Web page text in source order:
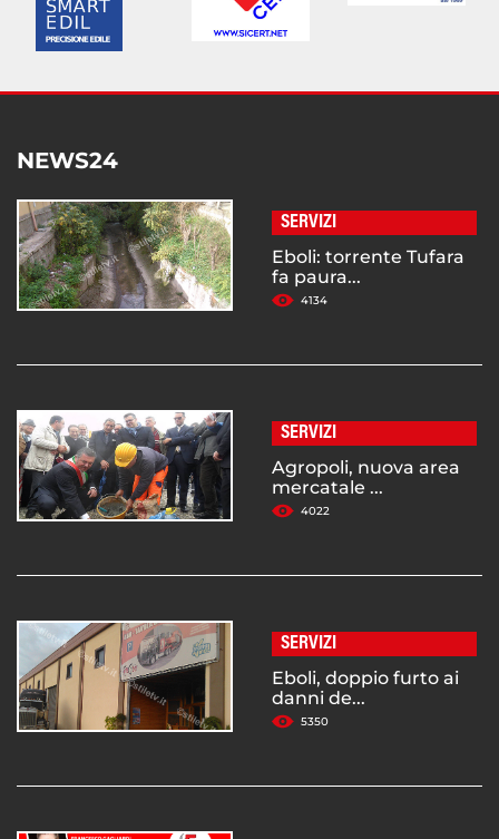
NEWS24
SERVIZI
Eboli: torrente Tufara
fa paura...
4134
SERVIZI
Agropoli, nuova area
mercatale ...
4022
SERVIZI
Eboli, doppio furto ai
danni de...
5350